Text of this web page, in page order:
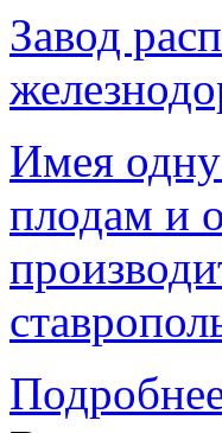
Завод
Имея
плодам и